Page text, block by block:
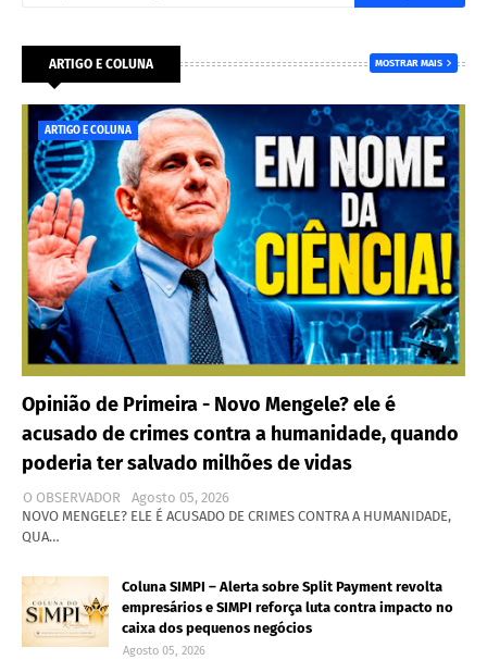
ARTIGO E COLUNA MOSTRAR MAIS
ARTIGO E COLUNA
Opinião de Primeira - Novo Mengele? ele é
acusado de crimes contra a humanidade, quando
poderia ter salvado milhões de vidas
O OBSERVADOR
Agosto 05, 2026
NOVO MENGELE? ELE É ACUSADO DE CRIMES CONTRA A HUMANIDADE,
QUA…
Coluna SIMPI – Alerta sobre Split Payment revolta
empresários e SIMPI reforça luta contra impacto no
caixa dos pequenos negócios
Agosto 05, 2026